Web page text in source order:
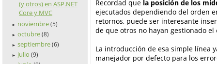
(y otros) en ASP.NET
Core y MVC
► noviembre (5)
► octubre (8)
► septiembre (6)
► julio (9)
Recordad que la posición de los
ejecutados dependiendo del orden
retornos, puede ser interesante
de que otros no hayan gestionado el
La introducción de esa simple línea
manejador por defecto para los